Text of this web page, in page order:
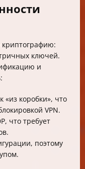
криптографию:
ключей.
и
«из коробки», что
VPN.
что требует
поэтому